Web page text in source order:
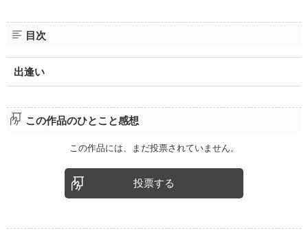
目次
出逢い
この作品のひとこと感想
この作品には、まだ投票されていません。
投票する